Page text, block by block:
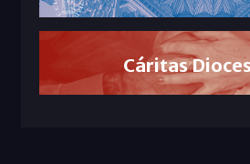
Cáritas